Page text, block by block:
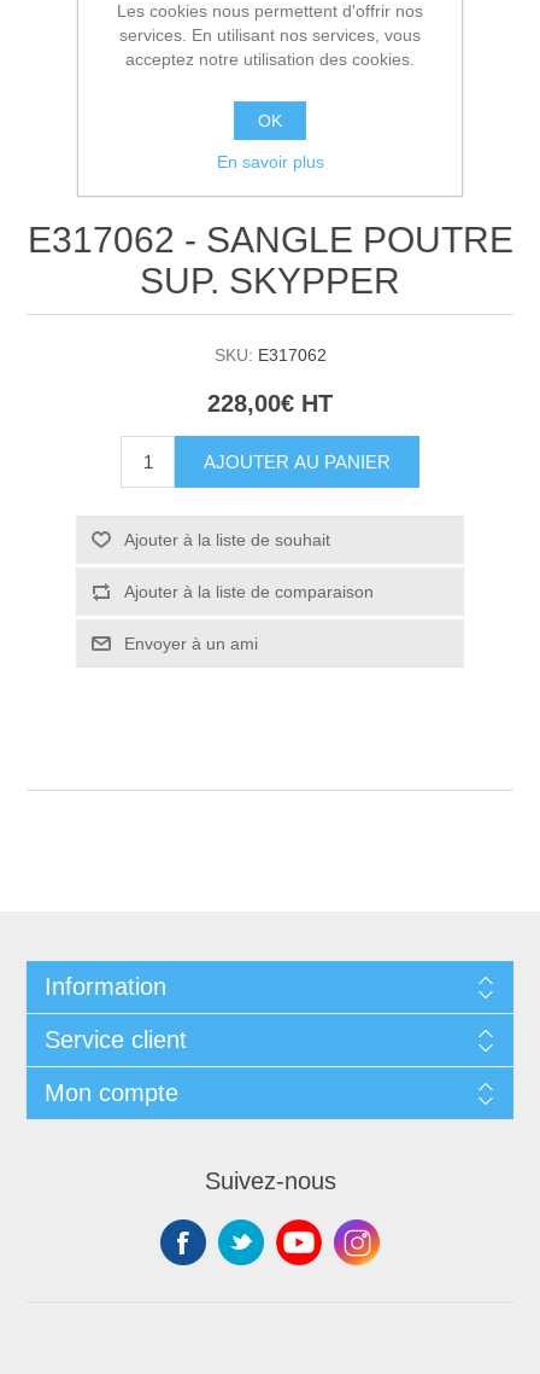
E317062 - SANGLE POUTRE
SUP. SKYPPER
SKU: E317062
228,00€ HT
AJOUTER AU PANIER
Ajouter à la liste de souhait
Ajouter à la liste de comparaison
Envoyer à un ami
Information
Service client
Mon compte
Suivez-nous
Les cookies nous permettent d'offrir nos
services. En utilisant nos services, vous
acceptez notre utilisation des cookies.
OK
En savoir plus